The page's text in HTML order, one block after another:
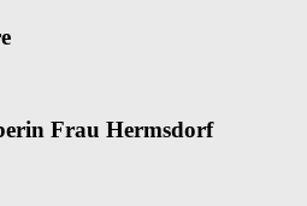
Frau Hermsdorf